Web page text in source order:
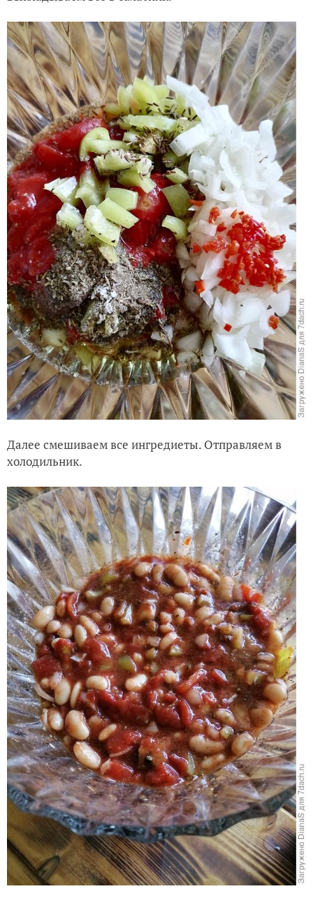
Далее смешиваем все ингредиеты. Отправляем в
холодильник.